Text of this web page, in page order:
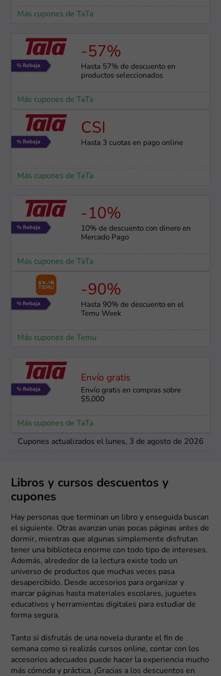
Más cupones de TaTa
-57%
Hasta 57% de descuento en
productos seleccionados
Más cupones de TaTa
CSI
Hasta 3 cuotas en pago online
Más cupones de TaTa
-10%
10% de descuento con dinero en
Mercado Pago
Más cupones de TaTa
-90%
Hasta 90% de descuento en el
Temu Week
Más cupones de Temu
Envío gratis
Envío gratis en compras sobre
$5,000
Más cupones de TaTa
Cupones actualizados el lunes, 3 de agosto de 2026
Libros y cursos descuentos y
cupones
Hay personas que terminan un libro y enseguida buscan
el siguiente. Otras avanzan unas pocas páginas antes de
dormir, mientras que algunas simplemente disfrutan
tener una biblioteca enorme con todo tipo de intereses.
Además, alrededor de la lectura existe todo un
universo de productos que muchas veces pasa
desapercibido. Desde accesorios para organizar y
marcar páginas hasta materiales escolares, juguetes
educativos y herramientas digitales para estudiar de
forma segura.
Tanto si disfrutás de una novela durante el fin de
semana como si realizás cursos online, contar con los
accesorios adecuados puede hacer la experiencia mucho
más cómoda y práctica. ¡Gracias a los descuentos en